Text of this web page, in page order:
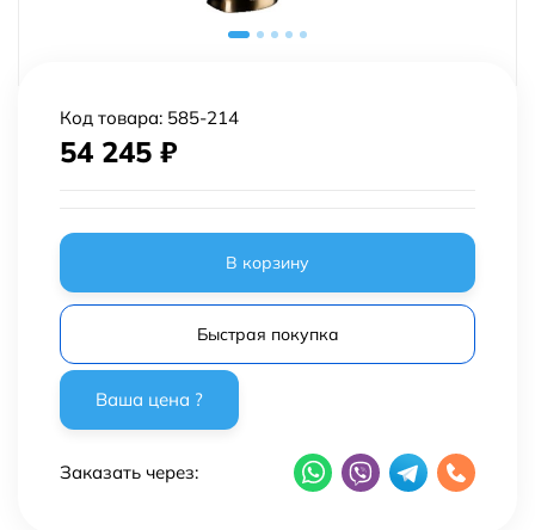
Код товара: 585-214
54 245 ₽
В корзину
Быстрая покупка
Заказать через: